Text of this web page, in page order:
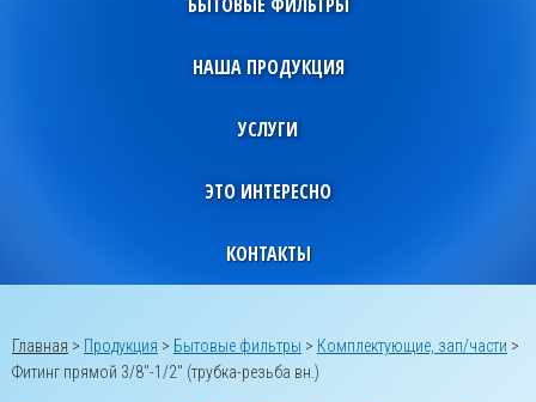
НАША ПРОДУКЦИЯ
УСЛУГИ
ЭТО ИНТЕРЕСНО
КОНТАКТЫ
Главная > Продукция > Бытовые фильтры > Комплектующие, зап/части >
Фитинг прямой 3/8″-1/2″ (трубка-резьба вн.)